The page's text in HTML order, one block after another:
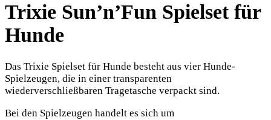
Trixie Sun’n’Fun Spielset für
Hunde
Das Trixie Spielset für Hunde besteht aus vier Hunde-
Spielzeugen, die in einer transparenten
wiederverschließbaren Tragetasche verpackt sind.
Bei den Spielzeugen handelt es sich um